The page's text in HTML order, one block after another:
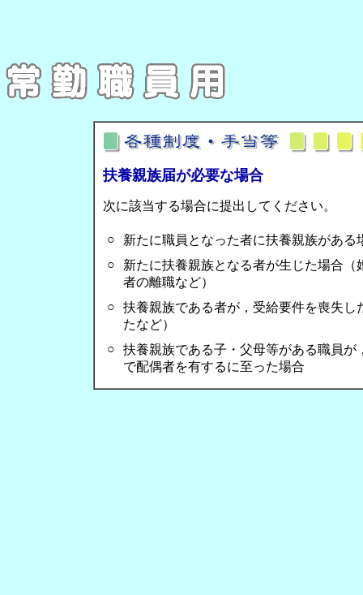
扶養親族届が必要な場合
次に該当する場合に提出してください。
○
新たに職員となった者に扶養親族がある
○
新たに扶養親族となる者が生じた場合
者の離職など）
○
扶養親族である者が，受給要件を喪失
たなど）
○
扶養親族である子・父母等がある職員
で配偶者を有するに至った場合